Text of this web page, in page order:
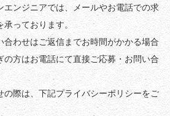
エンジニアでは、メールやお電話での求
っております。
合わせはご返信までお時間がかかる場合
の方はお電話にて直接ご応募・お問い合
の際は、下記プライバシーポリシーをご